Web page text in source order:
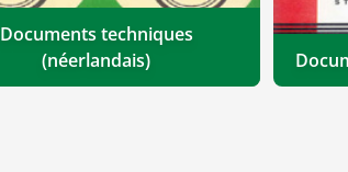
Documents techniques
(néerlandais)